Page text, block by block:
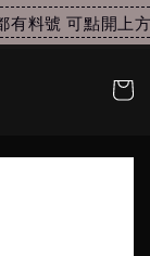
料號 可點開上